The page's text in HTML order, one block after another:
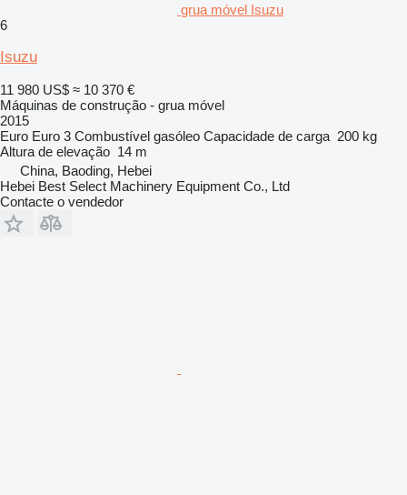
grua móvel Isuzu
6
Isuzu
11 980 US$ ≈ 10 370 €
Máquinas de construção - grua móvel
2015
Euro Euro 3 Combustível gasóleo Capacidade de carga 200 kg
Altura de elevação 14 m
China, Baoding, Hebei
Hebei Best Select Machinery Equipment Co., Ltd
Contacte o vendedor